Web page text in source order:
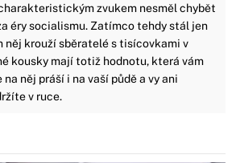
zvukem nesměl chybět
éry socialismu. Zatímco tehdy stál jen
něj krouží sběratelé s tisícovkami v
kousky mají totiž hodnotu, která vám
na něj práší i na vaší půdě a vy ani
v ruce.